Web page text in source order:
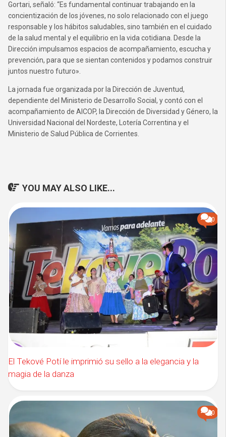
Gortari, señaló: “Es fundamental continuar trabajando en la
concientización de los jóvenes, no solo relacionado con el juego
responsable y los hábitos saludables, sino también en el cuidado
de la salud mental y el equilibrio en la vida cotidiana. Desde la
Dirección impulsamos espacios de acompañamiento, escucha y
prevención, para que se sientan contenidos y podamos construir
juntos nuestro futuro».
La jornada fue organizada por la Dirección de Juventud,
dependiente del Ministerio de Desarrollo Social, y contó con el
acompañamiento de AICOP, la Dirección de Diversidad y Género, la
Universidad Nacional del Nordeste, Lotería Correntina y el
Ministerio de Salud Pública de Corrientes.
YOU MAY ALSO LIKE...
0
El Tekové Potí le imprimió su sello a la elegancia y la
magia de la danza
0